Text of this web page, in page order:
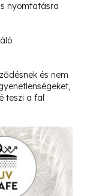
nyomtatásra
és nem
teszi a fal